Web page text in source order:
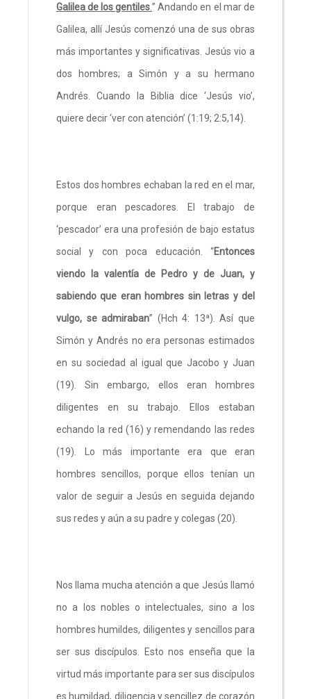
Galilea de los gentiles” Andando en el mar de
Galilea, allí Jesús comenzó una de sus obras
más importantes y significativas. Jesús vio a
dos hombres; a Simón y a su hermano
Andrés. Cuando la Biblia dice ‘Jesús vio’,
quiere decir ‘ver con atención’ (1:19; 2:5,14).
Estos dos hombres echaban la red en el mar,
porque eran pescadores. El trabajo de
‘pescador’ era una profesión de bajo estatus
social y con poca educación. “Entonces
viendo la valentía de Pedro y de Juan, y
sabiendo que eran hombres sin letras y del
vulgo, se admiraban” (Hch 4: 13ª). Así que
Simón y Andrés no era personas estimados
en su sociedad al igual que Jacobo y Juan
(19). Sin embargo, ellos eran hombres
diligentes en su trabajo. Ellos estaban
echando la red (16) y remendando las redes
(19). Lo más importante era que eran
hombres sencillos, porque ellos tenían un
valor de seguir a Jesús en seguida dejando
sus redes y aún a su padre y colegas (20).
Nos llama mucha atención a que Jesús llamó
no a los nobles o intelectuales, sino a los
hombres humildes, diligentes y sencillos para
ser sus discípulos. Esto nos enseña que la
virtud más importante para ser sus discípulos
es humildad, diligencia y sencillez de corazón